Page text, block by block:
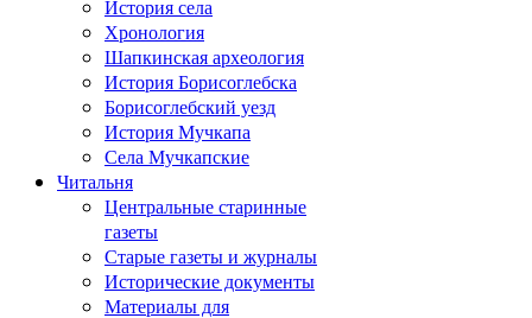
История села
Хронология
Шапкинская археология
История Борисоглебска
Борисоглебский уезд
История Мучкапа
Села Мучкапские
Читальня
Центральные старинные
газеты
Старые газеты и журналы
Исторические документы
Материалы для